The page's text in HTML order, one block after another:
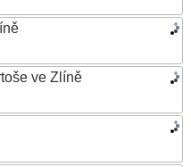
ve Zlíně